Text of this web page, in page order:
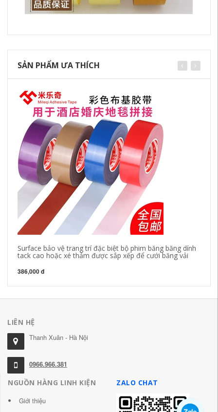
SẢN PHẨM ƯA THÍCH
Surface bảo vệ trang trí đặc biệt bộ phim băng băng dính
tack cao hoặc xé thảm được sắp xếp để cưới băng vải
386,000 đ
LIÊN HỆ
Thanh Xuân - Hà Nội
0966.966.381
NGUỒN HÀNG LINH KIỆN
Giới thiệu
ZALO CHAT